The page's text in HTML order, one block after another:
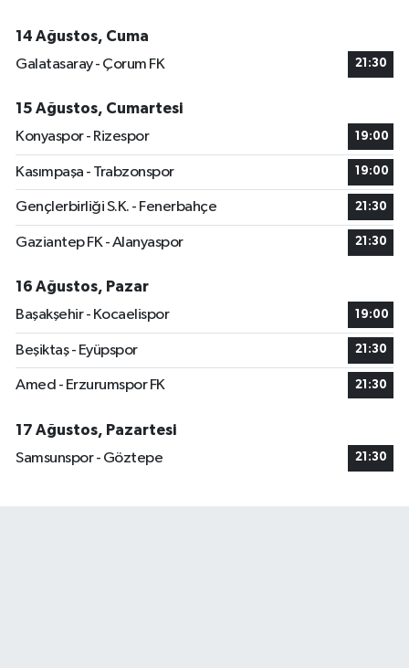
14 Ağustos, Cuma
Galatasaray - Çorum FK
21:30
15 Ağustos, Cumartesi
Konyaspor - Rizespor
19:00
Kasımpaşa - Trabzonspor 19:00
Gençlerbirliği S.K. - Fenerbahçe 21:30
Gaziantep FK - Alanyaspor 21:30
16 Ağustos, Pazar
Başakşehir - Kocaelispor
19:00
Beşiktaş - Eyüpspor 21:30
Amed - Erzurumspor FK 21:30
17 Ağustos, Pazartesi
Samsunspor - Göztepe
21:30